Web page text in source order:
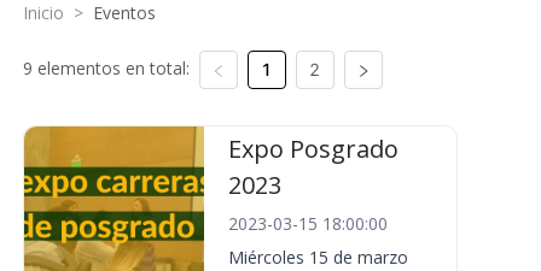
Inicio > Eventos
9 elementos en total: 1 2
Expo Posgrado
2023
2023-03-15 18:00:00
Miércoles 15 de marzo